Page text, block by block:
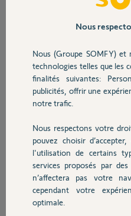
Sécurité
Domotique
Chauffage
Autres produits
Depuis qq jours, notre caméra a
SSID OK
MDP OK
Aucune modification sur la
Stéphane F.
Participer
Réponses
Nous
Nous (Groupe SOMFY) et
technologies telles que les
finalités suivantes:
publicités, offrir une
notre trafic.
Nous respectons votre
pouvez choisir
l'utilisation de certains
services proposés par
n’affectera pas votre
cependant votre
optimale.